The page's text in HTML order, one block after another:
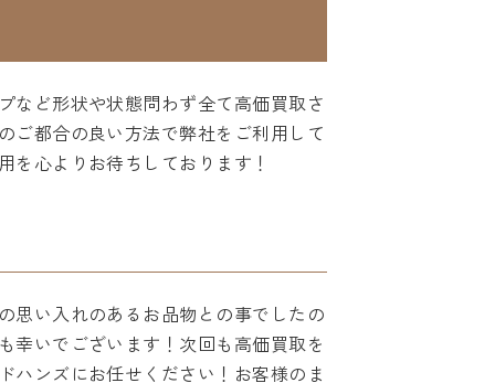
など形状や状態問わず全て高価買取さ
ご都合の良い方法で弊社をご利用して
心よりお待ちしております！
思い入れのあるお品物との事でしたの
幸いでございます！次回も高価買取を
ハンズにお任せください！お客様のま